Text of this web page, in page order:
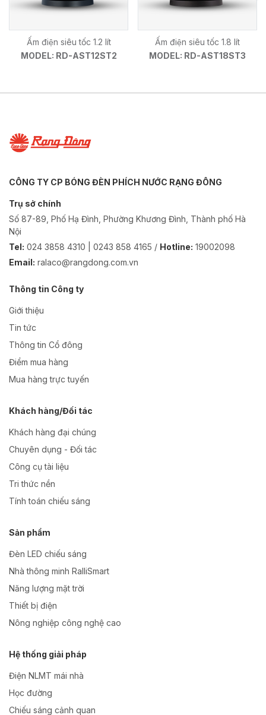
Ấm điện siêu tốc 1.2 lít
MODEL: RD-AST12ST2
Ấm điện siêu tốc 1.8 lít
MODEL: RD-AST18ST3
CÔNG TY CP BÓNG ĐÈN PHÍCH NƯỚC RẠNG ĐÔNG
Trụ sở chính
Số 87-89, Phố Hạ Đình, Phường Khương Đình, Thành phố Hà
Nội
Tel: 024 3858 4310 | 0243 858 4165 / Hotline: 19002098
Email: ralaco@rangdong.com.vn
Thông tin Công ty
Giới thiệu
Tin tức
Thông tin Cổ đông
Điểm mua hàng
Mua hàng trực tuyến
Khách hàng/Đối tác
Khách hàng đại chúng
Chuyên dụng - Đối tác
Công cụ tài liệu
Tri thức nền
Tính toán chiếu sáng
Sản phẩm
Đèn LED chiếu sáng
Nhà thông minh RalliSmart
Năng lượng mặt trời
Thiết bị điện
Nông nghiệp công nghệ cao
Hệ thống giải pháp
Điện NLMT mái nhà
Học đường
Chiếu sáng cảnh quan